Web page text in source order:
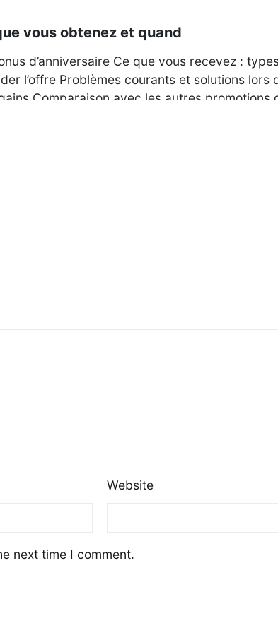
vous obtenez et quand
d’anniversaire Ce que vous recevez :
l’offre Problèmes courants et solutions lors
Comparaison avec les autres promotions
Website
next time I comment.